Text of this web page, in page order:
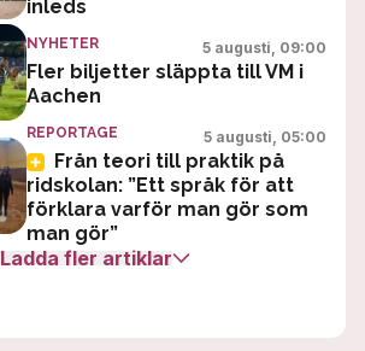
inleds
NYHETER 5 augusti, 09:00
Fler biljetter släppta till VM i
Aachen
REPORTAGE 5 augusti, 05:00
Från teori till praktik på
ridskolan: ”Ett språk för att
förklara varför man gör som
man gör”
Ladda fler artiklar